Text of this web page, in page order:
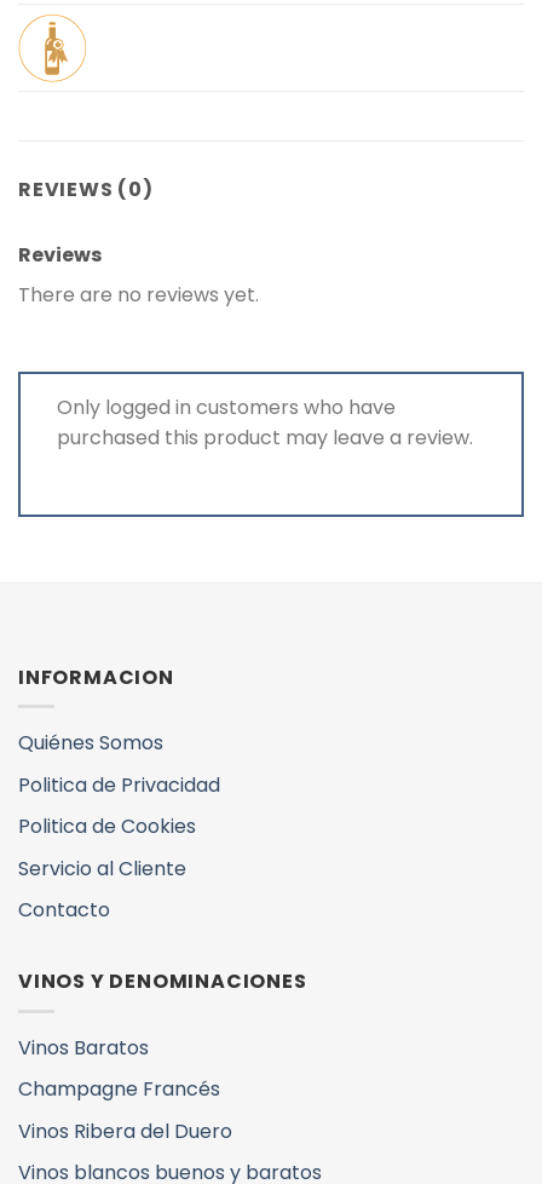
REVIEWS (0)
Reviews
There are no reviews yet.
Only logged in customers who have
purchased this product may leave a review.
INFORMACION
Quiénes Somos
Politica de Privacidad
Politica de Cookies
Servicio al Cliente
Contacto
VINOS Y DENOMINACIONES
Vinos Baratos
Champagne Francés
Vinos Ribera del Duero
Vinos blancos buenos y baratos